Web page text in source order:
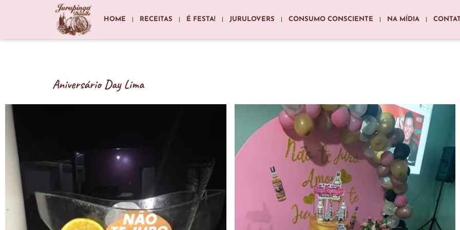
HOME RECEITAS É FESTA! JURULOVERS CONSUMO CONSCIENTE NA MÍDIA
Aniversário Day Lima